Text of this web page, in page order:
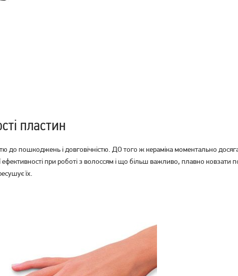
пластин
до пошкоджень і довговічністю. ДО того ж кераміка моментально
при роботі з волоссям і що більш важливо, плавно
їх.